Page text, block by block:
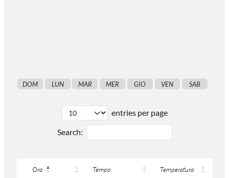
DOM LUN MAR MER GIO VEN SAB
entries per page
Search:
Ora Tempo Temperatura